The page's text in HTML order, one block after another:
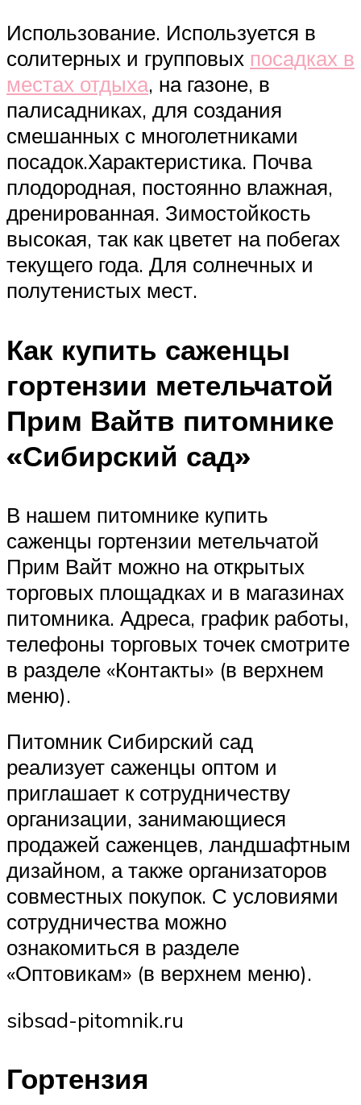
Использование. Используется в
солитерных и групповых посадках в
местах отдыха, на газоне, в
палисадниках, для создания
смешанных с многолетниками
посадок.Характеристика. Почва
плодородная, постоянно влажная,
дренированная. Зимостойкость
высокая, так как цветет на побегах
текущего года. Для солнечных и
полутенистых мест.
Как купить саженцы
гортензии метельчатой
Прим Вайтв питомнике
«Сибирский сад»
В нашем питомнике купить
саженцы гортензии метельчатой
Прим Вайт можно на открытых
торговых площадках и в магазинах
питомника. Адреса, график работы,
телефоны торговых точек смотрите
в разделе «Контакты» (в верхнем
меню).
Питомник Сибирский сад
реализует саженцы оптом и
приглашает к сотрудничеству
организации, занимающиеся
продажей саженцев, ландшафтным
дизайном, а также организаторов
совместных покупок. С условиями
сотрудничества можно
ознакомиться в разделе
«Оптовикам» (в верхнем меню).
sibsad-pitomnik.ru
Гортензия